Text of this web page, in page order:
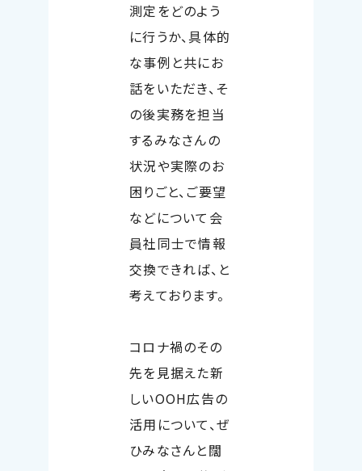
測定をどのよう
に行うか、具体的
な事例と共にお
話をいただき、そ
の後実務を担当
するみなさんの
状況や実際のお
困りごと、ご要望
などについて会
員社同士で情報
交換できれば、と
考えております。
コロナ禍のその
先を見据えた新
しいOOH広告の
活用について、ぜ
ひみなさんと闊